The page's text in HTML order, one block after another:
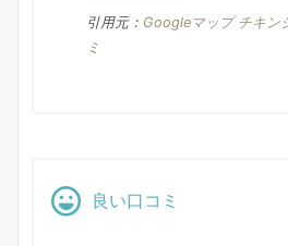
引用元： Googleマップ チキン
ミ
良い口コミ